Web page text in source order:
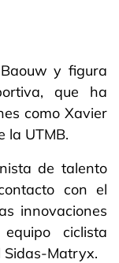
y figura
que ha
como Xavier
la UTMB.
de talento
con el
innovaciones
ciclista
Sidas-Matryx.